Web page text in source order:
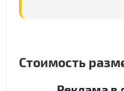
Стоимость